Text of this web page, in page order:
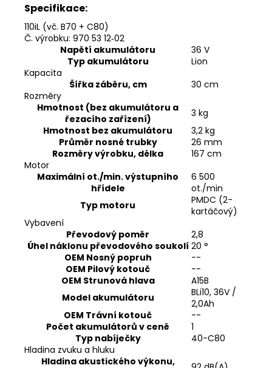
Specifikace:
110iL (vč. B70 + C80)
Č. výrobku: 970 53 12‑02
Napětí akumulátoru
36 V
Typ akumulátoru
Lion
Kapacita
Šířka záběru, cm
30 cm
Rozměry
Hmotnost (bez akumulátoru a
řezacího zařízení)
3 kg
Hmotnost bez akumulátoru
3,2 kg
Průměr nosné trubky
26 mm
Rozměry výrobku, délka
167 cm
Motor
Maximální ot./min. výstupního
hřídele
6 500
ot./min
Typ motoru
PMDC (2-
kartáčový)
Vybavení
Převodový poměr
2,8
Úhel náklonu převodového soukolí 20 °
OEM Nosný popruh
--
OEM Pilový kotouč
--
OEM Strunová hlava
A15B
Model akumulátoru
BLi10, 36V /
2,0Ah
OEM Trávní kotouč
--
Počet akumulátorů v ceně
1
Typ nabíječky
40-C80
Hladina zvuku a hluku
Hladina akustického výkonu,
890
Kč
Původně: